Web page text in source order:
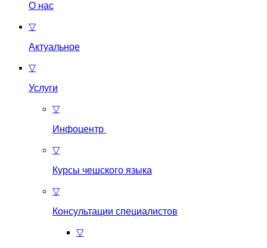
О нас
▽
Актуальное
▽
Услуги
▽
Инфоцентр
▽
Курсы чешского языка
▽
Консультации специалистов
▽